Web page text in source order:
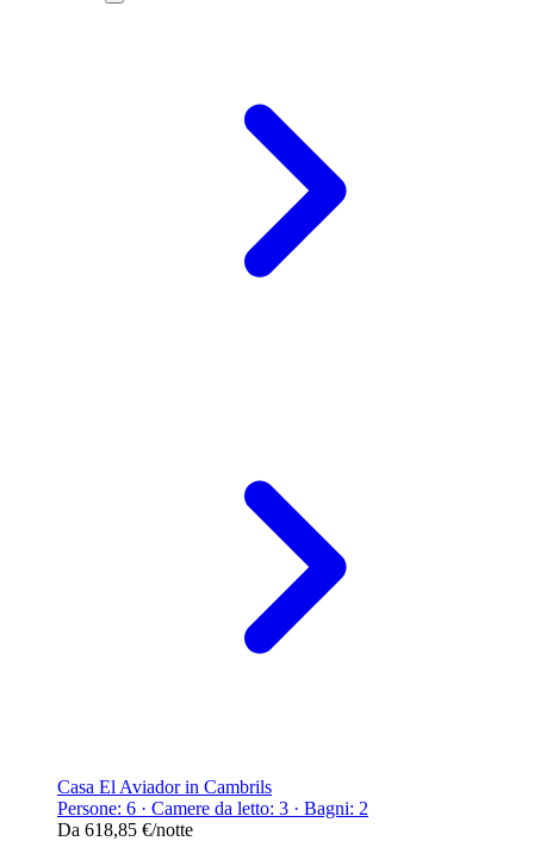
Casa El Aviador in Cambrils
Persone: 6 · Camere da letto: 3 · Bagni: 2
Da 618,85 €/notte